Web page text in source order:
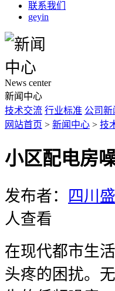
联系我们
geyin
News center
新闻中心
技术交流 行业标准 公司新
网站首页 > 新闻中心 > 技
小区配电房
发布者： 四川
人查看
在现代都市生
头疼的困扰。